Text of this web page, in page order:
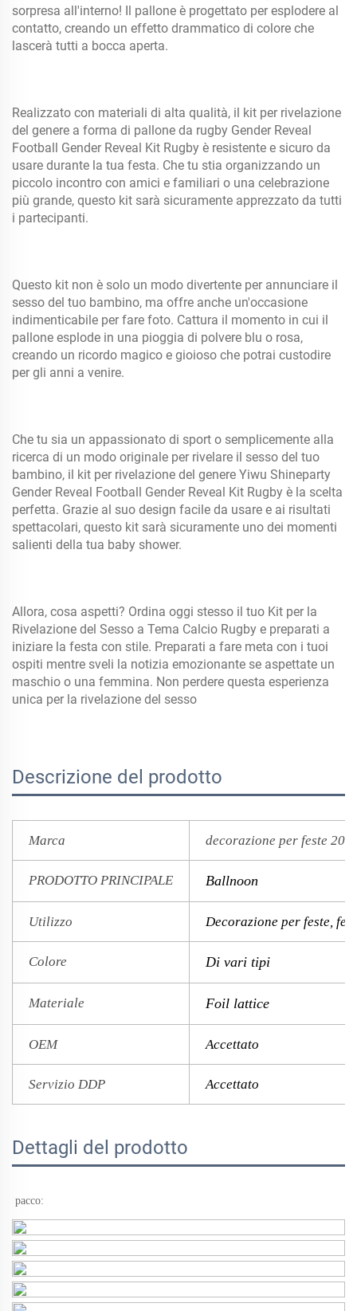
sorpresa all'interno! Il pallone è progettato per esplodere al
contatto, creando un effetto drammatico di colore che
lascerà tutti a bocca aperta.
Realizzato con materiali di alta qualità, il kit per rivelazione
del genere a forma di pallone da rugby Gender Reveal
Football Gender Reveal Kit Rugby è resistente e sicuro da
usare durante la tua festa. Che tu stia organizzando un
piccolo incontro con amici e familiari o una celebrazione
più grande, questo kit sarà sicuramente apprezzato da tutti
i partecipanti.
Questo kit non è solo un modo divertente per annunciare il
sesso del tuo bambino, ma offre anche un'occasione
indimenticabile per fare foto. Cattura il momento in cui il
pallone esplode in una pioggia di polvere blu o rosa,
creando un ricordo magico e gioioso che potrai custodire
per gli anni a venire.
Che tu sia un appassionato di sport o semplicemente alla
ricerca di un modo originale per rivelare il sesso del tuo
bambino, il kit per rivelazione del genere Yiwu Shineparty
Gender Reveal Football Gender Reveal Kit Rugby è la scelta
perfetta. Grazie al suo design facile da usare e ai risultati
spettacolari, questo kit sarà sicuramente uno dei momenti
salienti della tua baby shower.
Allora, cosa aspetti? Ordina oggi stesso il tuo Kit per la
Rivelazione del Sesso a Tema Calcio Rugby e preparati a
iniziare la festa con stile. Preparati a fare meta con i tuoi
ospiti mentre sveli la notizia emozionante se aspettate un
maschio o una femmina. Non perdere questa esperienza
unica per la rivelazione del sesso
Descrizione del prodotto
Marca decorazione per feste
PRODOTTO PRINCIPALE Ballnoon
Utilizzo Decorazione per feste,
Colore Di vari tipi
Materiale Foil lattice
OEM Accettato
Servizio DDP Accettato
Dettagli del prodotto
pacco: